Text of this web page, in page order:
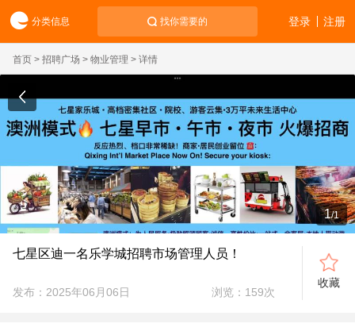
分类信息 找你需要的 注册
登录
首页 > 招聘广场 > 物业管理 > 详情
1/1
七星区迪一名乐学城招聘市场管理人员！
发布：2025年06月06日 浏览： 159次
收藏